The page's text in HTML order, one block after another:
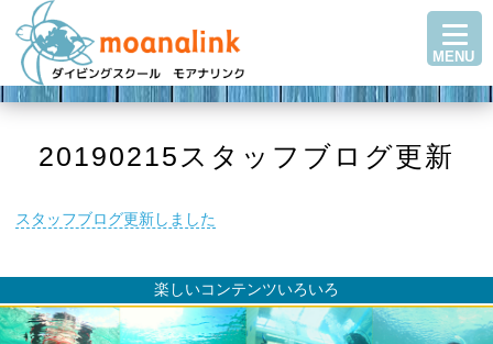
TOP
ステップアップ
ショップ紹介
ダイビングブログ
アクセス
お問い合わせ
MENU
20190215スタッフブログ更新
スタッフブログ更新しました
楽しいコンテンツいろいろ